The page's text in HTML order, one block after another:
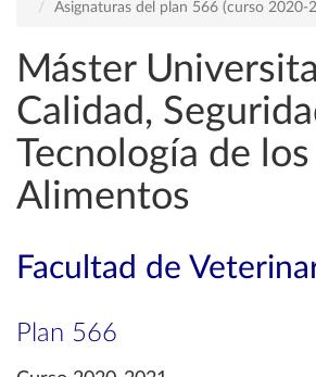
Asignaturas del plan 566 (curso 2020-
Máster
Calidad,
Tecnología de los
Alimentos
Facultad de
Plan 566